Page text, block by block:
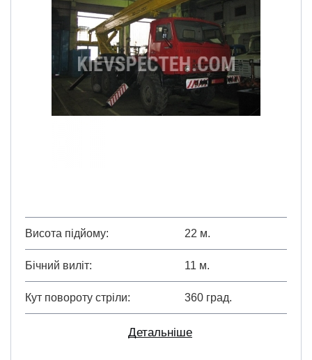
Висота підйому 22 м.
Бічний виліт 11 м.
Кут повороту стріли 360 град.
Детальніше